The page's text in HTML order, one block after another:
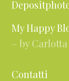
My Happy
– by Carlotta
Contatti